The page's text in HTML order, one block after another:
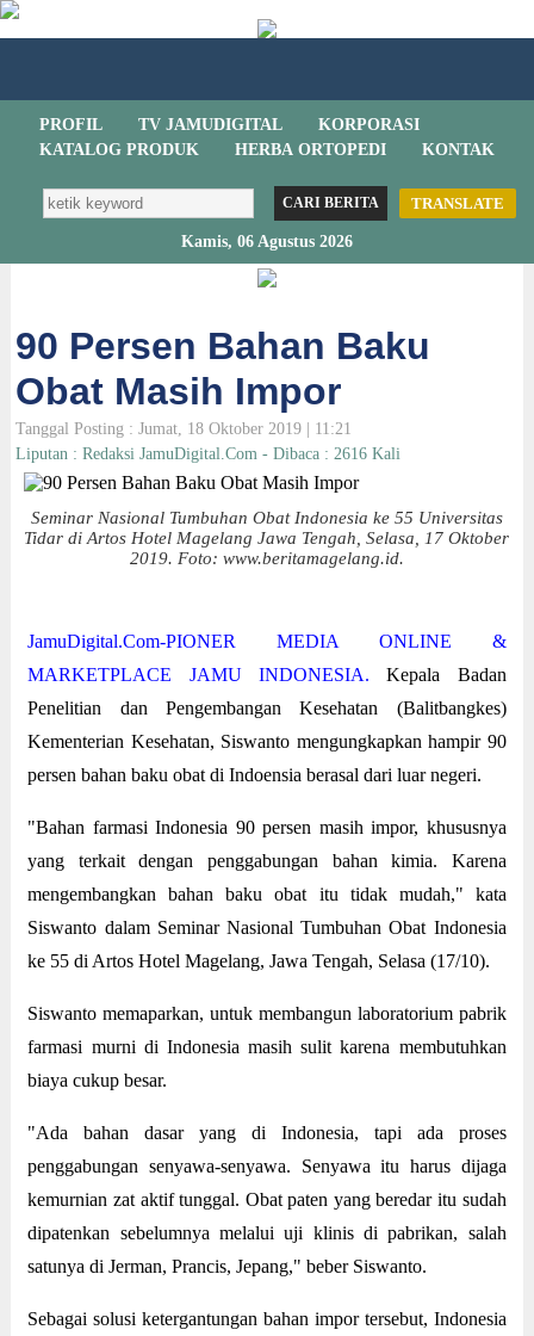
PROFIL TV JAMUDIGITAL
KORPORASI
KATALOG PRODUK
HERBA ORTOPEDI KONTAK
TRANSLATE
Kamis, 06 Agustus 2026
90 Persen Bahan Baku
Obat Masih Impor
Tanggal Posting : Jumat, 18 Oktober 2019 | 11:21
Liputan : Redaksi JamuDigital.Com - Dibaca : 2616 Kali
Seminar Nasional Tumbuhan Obat Indonesia ke 55 Universitas
Tidar di Artos Hotel Magelang Jawa Tengah, Selasa, 17 Oktober
2019. Foto: www.beritamagelang.id.
JamuDigital.Com-PIONER MEDIA ONLINE &
MARKETPLACE JAMU INDONESIA. Kepala Badan
Penelitian dan Pengembangan Kesehatan (Balitbangkes)
Kementerian Kesehatan, Siswanto mengungkapkan hampir 90
persen bahan baku obat di Indoensia berasal dari luar negeri.
"Bahan farmasi Indonesia 90 persen masih impor, khususnya
yang terkait dengan penggabungan bahan kimia. Karena
mengembangkan bahan baku obat itu tidak mudah," kata
Siswanto dalam Seminar Nasional Tumbuhan Obat Indonesia
ke 55 di Artos Hotel Magelang, Jawa Tengah, Selasa (17/10).
Siswanto memaparkan, untuk membangun laboratorium pabrik
farmasi murni di Indonesia masih sulit karena membutuhkan
biaya cukup besar.
"Ada bahan dasar yang di Indonesia, tapi ada proses
penggabungan senyawa-senyawa. Senyawa itu harus dijaga
kemurnian zat aktif tunggal. Obat paten yang beredar itu sudah
dipatenkan sebelumnya melalui uji klinis di pabrikan, salah
satunya di Jerman, Prancis, Jepang," beber Siswanto.
Sebagai solusi ketergantungan bahan impor tersebut, Indonesia